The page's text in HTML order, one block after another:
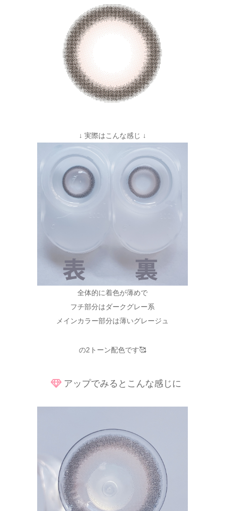
↓ 実際はこんな感じ ↓
全体的に着色が薄めで
フチ部分はダークグレー系
メインカラー部分は薄いグレージュ
の2トーン配色です🥰
アップでみるとこんな感じに